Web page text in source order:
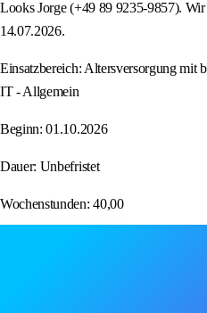
Looks Jorge (+49 89 9235-9857).
14.07.2026.
Einsatzbereich: Altersversorgung mit
IT - Allgemein
Beginn: 01.10.2026
Dauer: Unbefristet
Wochenstunden: 40,00